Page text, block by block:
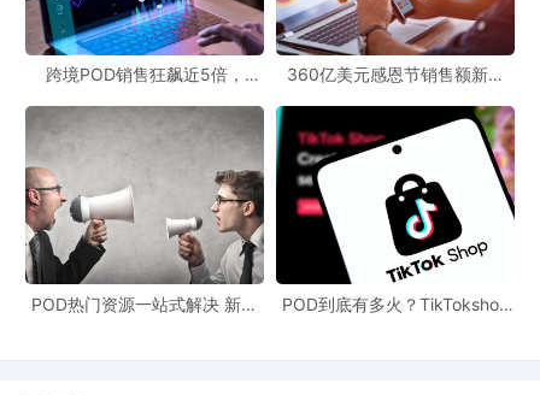
跨境POD销售狂飙近5倍，
360亿美元感恩节销售额新纪
新风潮！
POD热门资源一站式解决 新手
POD到底有多火？TikTokshop